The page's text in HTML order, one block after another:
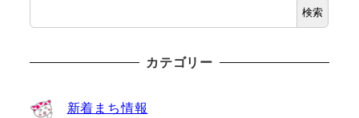
検索
カテゴリー
新着まち情報